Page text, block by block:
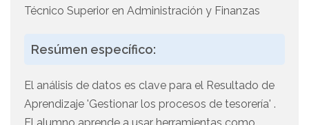
Técnico Superior en Administración y Finanzas
Resúmen específico:
El análisis de datos es clave para el Resultado de
Aprendizaje 'Gestionar los procesos de tesorería' .